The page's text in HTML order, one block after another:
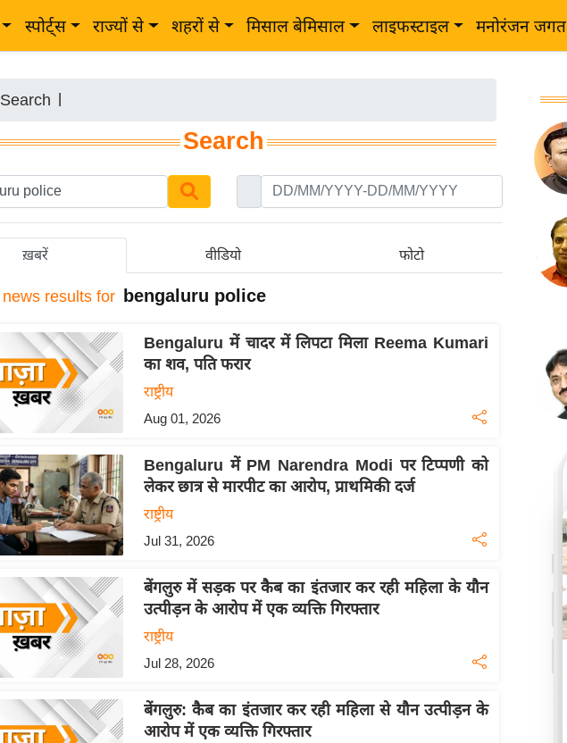
स्पोर्ट्स राज्यों से शहरों से मिसाल बेमिसाल लाइफस्टाइल मनोरंजन जगत
Search
Search
ख़बरें वीडियो फोटो
news results for bengaluru police
Bengaluru में चादर में लिपटा मिला Reema Kumari
का शव, पति फरार
राष्ट्रीय
Aug 01, 2026
Bengaluru में PM Narendra Modi पर टिप्पणी को
लेकर छात्र से मारपीट का आरोप, प्राथमिकी दर्ज
राष्ट्रीय
Jul 31, 2026
बेंगलुरु में सड़क पर कैब का इंतजार कर रही महिला के यौन
उत्पीड़न के आरोप में एक व्यक्ति गिरफ्तार
राष्ट्रीय
Jul 28, 2026
बेंगलुरु: कैब का इंतजार कर रही महिला से यौन उत्पीड़न के
आरोप में एक व्यक्ति गिरफ्तार